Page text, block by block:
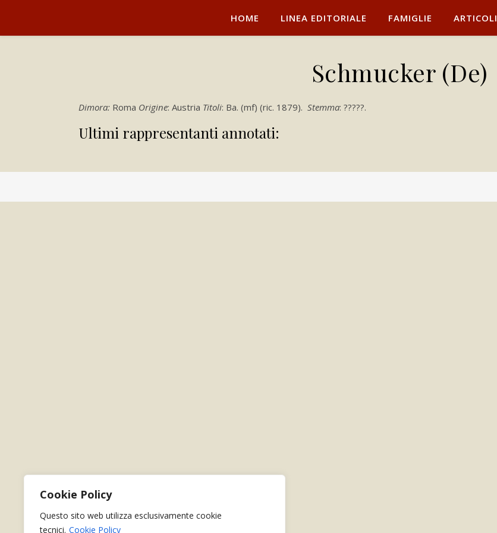
Cookie Policy
Questo sito web utilizza esclusivamente cookie
tecnici. Cookie Policy
HOME LINEA EDITORIALE FAMIGLIE ARTICOLI
Schmucker (De)
Dimora: Roma Origine: Austria Titoli: Ba. (mf) (ric. 1879). Stemma: ?????.
Ultimi rappresentanti annotati: